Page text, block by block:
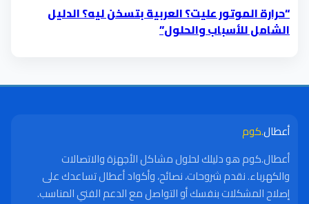
“حرارة الموتور عليت؟ العربية بتسخن ليه؟ الدليل
الشامل للأسباب والحلول”
أعطال.كوم
أعطال.كوم هو دليلك لحلول مشاكل الأجهزة والاتصالات
والكهرباء. نقدم شروحات، نصائح، وأكواد أعطال تساعدك على
إصلاح المشكلات بنفسك أو التواصل مع الدعم الفني المناسب.